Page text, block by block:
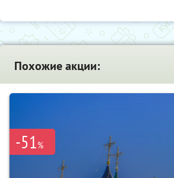
Похожие акции:
-51%